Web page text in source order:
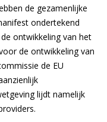
de gezamenlijke
ondertekend
ontwikkeling van het
de ontwikkeling van
de EU
lijdt namelijk